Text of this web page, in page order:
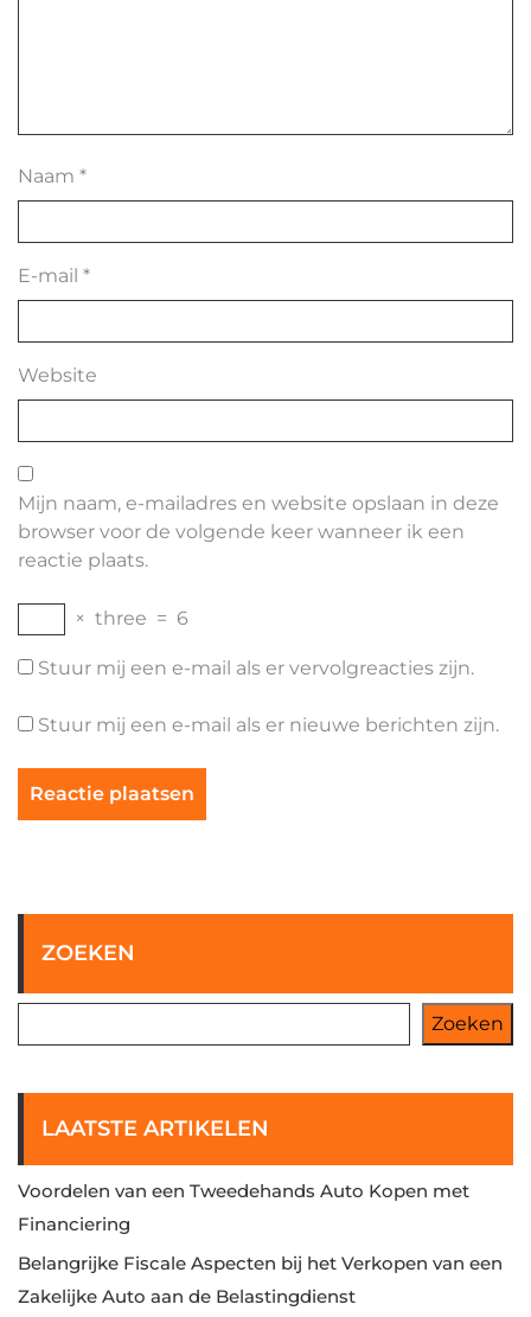
Naam *
E-mail *
Website
Mijn naam, e-mailadres en website opslaan in deze
browser voor de volgende keer wanneer ik een
reactie plaats.
× three = 6
Stuur mij een e-mail als er vervolgreacties zijn.
Stuur mij een e-mail als er nieuwe berichten zijn.
ZOEKEN
Zoeken
LAATSTE ARTIKELEN
Voordelen van een Tweedehands Auto Kopen met
Financiering
Belangrijke Fiscale Aspecten bij het Verkopen van een
Zakelijke Auto aan de Belastingdienst